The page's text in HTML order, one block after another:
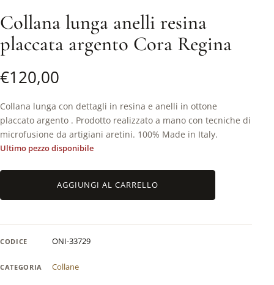
Collana lunga anelli resina
placcata argento Cora Regina
€120,00
Collana lunga con dettagli in resina e anelli in ottone
placcato argento . Prodotto realizzato a mano con tecniche di
microfusione da artigiani aretini. 100% Made in Italy.
Ultimo pezzo disponibile
argento
AGGIUNGI AL CARRELLO
CODICE ONI-33729
CATEGORIA Collane